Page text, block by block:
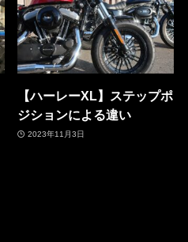
【ハーレーXL】ステップポ
ジションによる違い
2023年11月3日